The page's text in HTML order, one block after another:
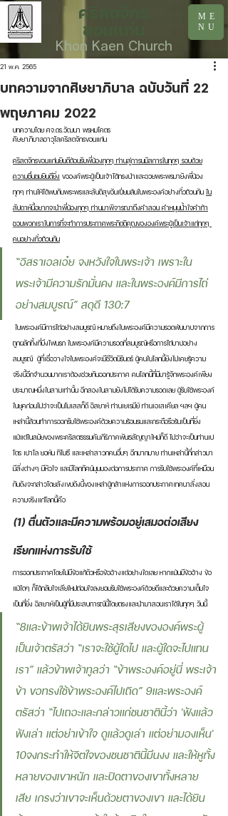
ME
NU
คริสตจักร
ขอนแก่น
Khon Kaen Church
บทความจากศิษยาภิบาล ฉบับวันที่ 22
พฤษภาคม 2022
21 พ.ค. 2565
บทความโดย ศจ.ดร.วัฒนา พรหมโคตร
ศิษยาภิบาลอาวุโสคริสตจักรขอนแก่น
คริสตจักรขอนแก่นยินดีต้อนรับพี่น้องทุกๆ ท่านสู่การนมัสการในทุกๆ รอบด้วย
ความชื่นชมยินดียิ่ง ขอองค์พระผู้เป็นเจ้าได้ทรงนำและอวยพระพรมายังพี่น้อง
ทุกๆ ท่านให้ได้พบกับพระพรและสันติสุขอันเปี่ยมล้นในพระองค์อย่างทั่วถ้วนกัน ใน
สัปดาห์นี้อยากจะนำพี่น้องทุกๆ ท่านมาพิจารณาถึงคำสอน คำหนุนน้ำใจคำท้า
ชวนพวกเราในการที่จะทำการประกาศพระกิตติคุณขององค์พระผู้เป็นเจ้าแก่ทุกๆ
คนอย่างทั่วถ้วนกัน
“อิสราเอลเอ๋ย จงหวังใจในพระเจ้า เพราะใน
พระเจ้ามีความรักมั่นคง และในพระองค์มีการไถ่
อย่างสมบูรณ์” สดุดี 130:7
ถูกผลักทิ้งที่บึงไฟนรก ในพระองค์มีความรอดที่สมบูรณ์หรือการไถ่บาปอย่าง
สมบูรณ์  ผู้ที่เชื่อวางใจในพระองค์จะมีชีวิตนิรันดร์ ผู้คนในโลกนี้ยังไม่เคยรู้ความ
จริงนี้อีกจำนวนมากเราต้องช่วยกันออกประกาศ คนโลกนี้ที่มีมารู้จักพระองค์เพียง
ประมาณหนึ่งในสามเท่านั้น อีกสองในสามยังไม่ได้รับความรอดเลย ผู้รับใช้พระองค์
ในยุคก่อนไม่ว่าจะเป็นโมเสสก็ดี อิสยาห์ ท่านเยเรมีย์ ท่านเอเสเคียล ฯลฯ ผู้คน
เหล่านี้ล้วนทำการออกรับใช้พระองค์ด้วยความร้อนรนและกระตือรือร้นเป็นที่ยิ่ง
แม้แต่ในสมัยของพระคริสตธรรมคัมภีร์ภาคพันธสัญญาใหม่ก็ดี ไม่ว่าจะเป็นท่านเป
โตร เปาโล ยอห์น ทิโมธี และเหล่าสาวกคนอื่นๆ อีกมากมาย ท่านเหล่านี้ที่กล่าวมา
มีสิ่งต่างๆ มีหัวใจ และมีโลกทัศน์มุมมองต่อการประกาศ การรับใช้พระองค์ที่เหมือน
กันดังจะกล่าวโดยสังเขปดังนี้ของเหล่าผู้กล้าแห่งการออกประกาศเทศนาสั่งสอน
ความจริงแก่โลกนี้คือ
(1) ตื่นตัวและมีความพร้อมอยู่เสมอต่อเสียง
เรียกแห่งการรับใช้
การออกประกาศโดยไม่มีข้อแก้ตัวหรือข้ออ้างแต่อย่างใดเลย หากแม้นมีข้ออ้าง ข้อ
แม้ใดๆ ก็ได้กลับใจเสียใหม่ถ่อมใจลงยอมรับใช้พระองค์ด้วยดีและด้วยความเต็มใจ
เป็นที่ยิ่ง อิสยาห์เป็นผู้ที่มีประสบการณ์นี้โดยตรงและนำมาสอนเราได้ในทุกๆ วันนี้
“8และข้าพเจ้าได้ยินพระสุรเสียงขององค์พระผู้
เป็นเจ้าตรัสว่า “เราจะใช้ผู้ใดไป และผู้ใดจะไปแทน
เรา” แล้วข้าพเจ้าทูลว่า “ข้าพระองค์อยู่นี่ พระเจ้า
ข้า ขอทรงใช้ข้าพระองค์ไปเถิด” 9และพระองค์
ตรัสว่า “ไปเถอะและกล่าวแก่ชนชาตินี้ว่า 'ฟังแล้ว
ฟังเล่า แต่อย่าเข้าใจ ดูแล้วดูเล่า แต่อย่ามองเห็น'
10จงกระทำให้จิตใจของชนชาตินี้มึนงง และให้หูทั้ง
หลายของเขาหนัก และปิดตาของเขาทั้งหลาย
เสีย เกรงว่าเขาจะเห็นด้วยตาของเขา และได้ยิน